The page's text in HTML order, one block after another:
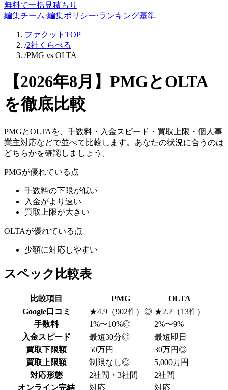
無料で一括見積もり
編集チーム·編集ポリシー·ランキング基準
ファクットTOP
/2社くらべる
/PMG vs OLTA
【2026年8月 】 PMGとOLTA
を徹底比較
PMGとOLTA を、手数料・入金スピード・買取上限・個人事
業主対応などで並べて比較します。あなたの状況に合うのは
どちらかを確認しましょう。
PMGが優れている点
手数料の下限が低い
入金がより速い
買取上限が大きい
OLTAが優れている点
少額に対応しやすい
スペック比較表
比較項目 PMG
OLTA
Google口コミ
★4.9（902件） ◎ ★2.7（13件）
手数料
1%〜10%◎
2%〜9%
入金スピード
最短30分◎
最短即日
買取下限額
50万円 30万円◎
買取上限額
制限なし◎
5,000万円
対応形態
2社間・3社間
2社間
オンライン完結
対応
対応